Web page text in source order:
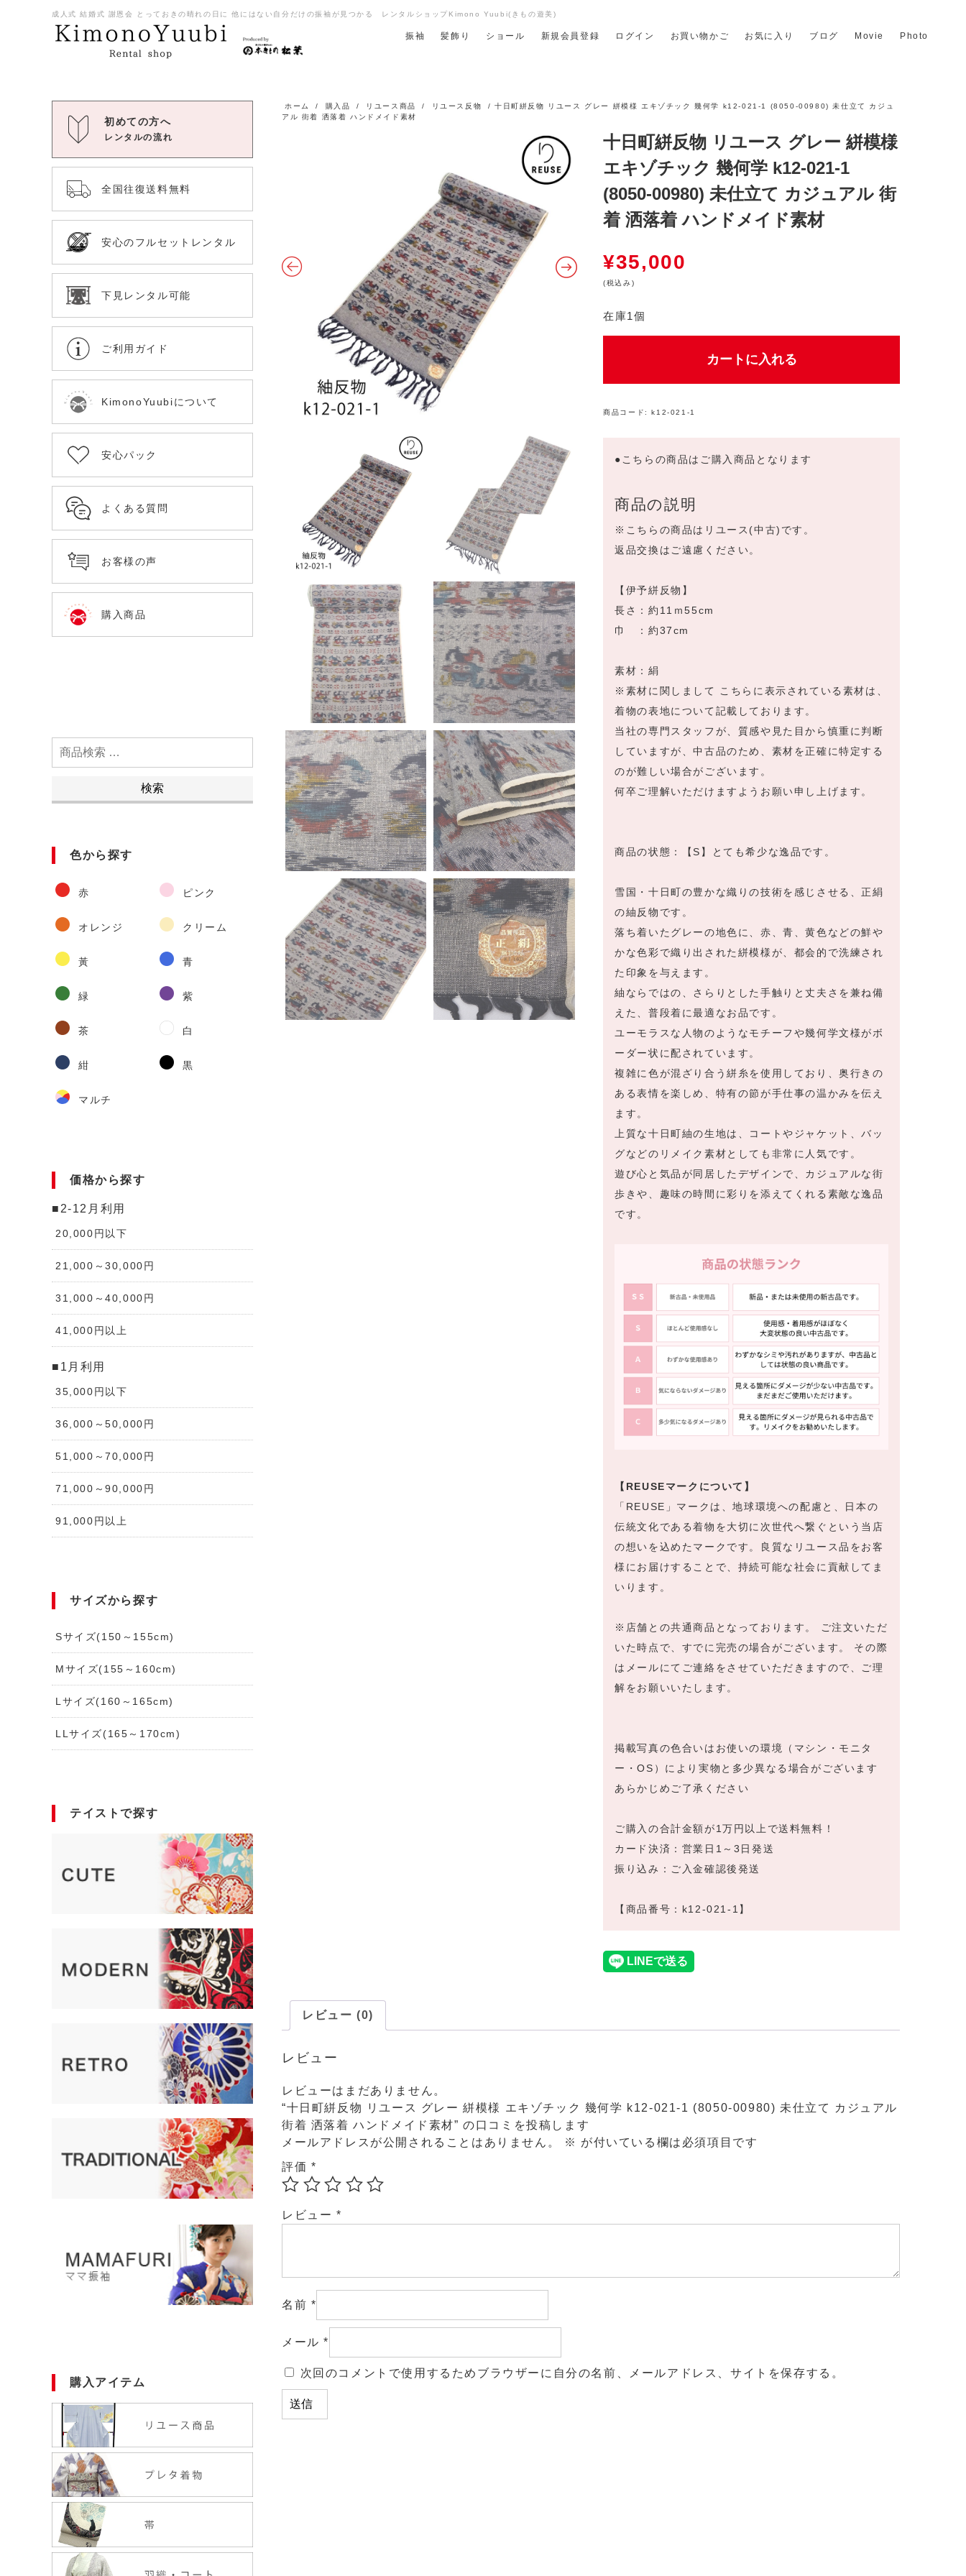
成人式 結婚式 謝恩会 とっておきの晴れの日に 他にはない自分だけの振袖が見つかる レンタルショップKimono Yuubi(きもの遊美)
振袖 髪飾り ショール 新規会員登録 ログイン お買い物かご お気に入り ブログ Movie Photo
検
検索
色から探す
赤 ピンク
オレンジ クリーム
黃 青
緑 紫
茶 白
紺 黒
マルチ
価格から探す
■2-12月利用
20,000円以下
21,000～30,000円
31,000～40,000円
41,000円以上
■1月利用
35,000円以下
36,000～50,000円
51,000～70,000円
71,000～90,000円
91,000円以上
サイズから探す
Sサイズ(150～155cm)
Mサイズ(155～160cm)
Lサイズ(160～165cm)
LLサイズ(165～170cm)
テイストで探す
購入アイテム
初めての方へ
レンタルの流れ
全国往復送料無料
安心のフルセットレンタル
下見レンタル可能
ご利用ガイド
KimonoYuubiについて
安心パック
よくある質問
お客様の声
購入商品
ホーム / 購入品 / リユース商品 / リユース反物
/ 十日町絣反物 リユース グレー 絣模様 エキゾチック 幾何学 k12-021-1 (8050-00980) 未仕立て カジュ
アル 街着 洒落着 ハンドメイド素材
十日町絣反物 リユース グレー 絣模様
エキゾチック 幾何学 k12-021-1
(8050-00980) 未仕立て カジュアル 街
着 洒落着 ハンドメイド素材
¥35,000
(税込み)
在庫1個
カートに入れる
商品コード:k12-021-1
●こちらの商品はご購入商品となります
商品の説明
※こちらの商品はリユース(中古)です。
返品交換はご遠慮ください。
【伊予絣反物】
長さ：約11ｍ55cm
巾 ：約37cm
素材：絹
※素材に関しまして こちらに表示されている素材は、
着物の表地について記載しております。
当社の専門スタッフが、質感や見た目から慎重に判断
していますが、中古品のため、素材を正確に特定する
のが難しい場合がございます。
何卒ご理解いただけますようお願い申し上げます。
商品の状態：【S】とても希少な逸品です。
雪国・十日町の豊かな織りの技術を感じさせる、正絹
の紬反物です。
落ち着いたグレーの地色に、赤、青、黄色などの鮮や
かな色彩で織り出された絣模様が、都会的で洗練され
た印象を与えます。
紬ならではの、さらりとした手触りと丈夫さを兼ね備
えた、普段着に最適なお品です。
ユーモラスな人物のようなモチーフや幾何学文様がボ
ーダー状に配されています。
複雑に色が混ざり合う絣糸を使用しており、奥行きの
ある表情を楽しめ、特有の節が手仕事の温かみを伝え
ます。
上質な十日町紬の生地は、コートやジャケット、バッ
グなどのリメイク素材としても非常に人気です。
遊び心と気品が同居したデザインで、カジュアルな街
歩きや、趣味の時間に彩りを添えてくれる素敵な逸品
です。
【REUSEマークについて】
「REUSE」マークは、地球環境への配慮と、日本の
伝統文化である着物を大切に次世代へ繋ぐという当店
の想いを込めたマークです。良質なリユース品をお客
様にお届けすることで、持続可能な社会に貢献してま
いります。
※店舗との共通商品となっております。 ご注文いただ
いた時点で、すでに完売の場合がございます。 その際
はメールにてご連絡をさせていただきますので、ご理
解をお願いいたします。
掲載写真の色合いはお使いの環境（マシン・モニタ
ー・OS）により実物と多少異なる場合がございます
あらかじめご了承ください
ご購入の合計金額が1万円以上で送料無料！
カード決済：営業日1～3日発送
振り込み：ご入金確認後発送
【商品番号：k12-021-1】
レビュー (0)
レビュー
レビューはまだありません。
“十日町絣反物 リユース グレー 絣模様 エキゾチック 幾何学 k12-021-1 (8050-00980) 未仕立て カジュアル
街着 洒落着 ハンドメイド素材” の口コミを投稿します
メールアドレスが公開されることはありません。
※ が付いている欄は必須項目です
評価 *
レビュー *
名前 *
メール*
次回のコメントで使用するためブラウザーに自分の名前、メールアドレス、サイトを保存する。